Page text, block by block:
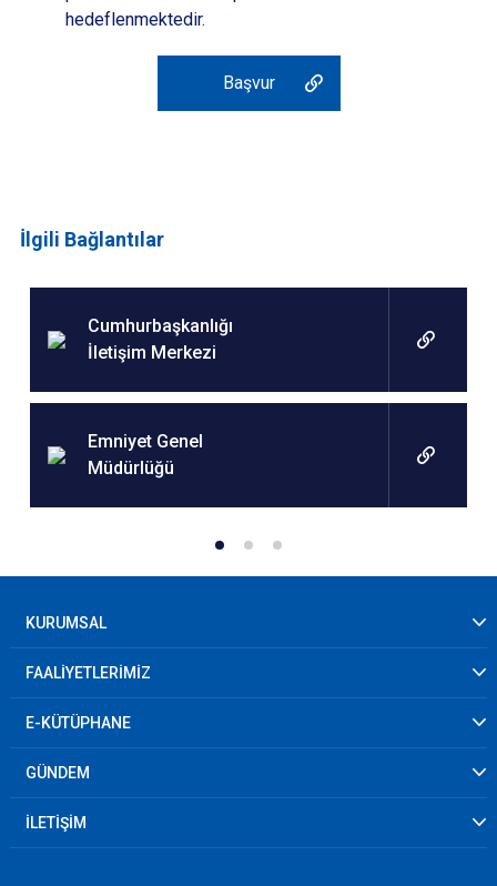
hedeflenmektedir.
Başvur
İlgili Bağlantılar
Cumhurbaşkanlığı
İletişim Merkezi
Emniyet Genel
Müdürlüğü
KURUMSAL
FAALİYETLERİMİZ
E-KÜTÜPHANE
GÜNDEM
İLETİŞİM